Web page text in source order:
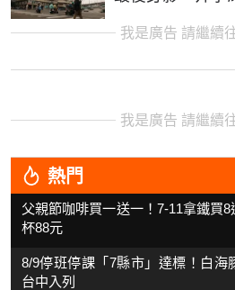
我是廣告 請繼續
我是廣告 請繼續
熱門
父親節咖啡買一送一！7-11拿鐵
杯88元
8/9停班停課「7縣市」達標！白
台中入列